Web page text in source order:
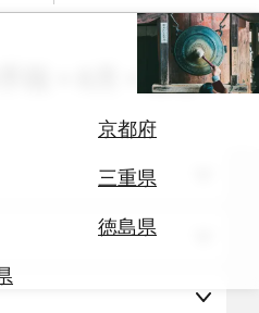
京都府
三重県
徳島県
段 × 8月 × 癒し・